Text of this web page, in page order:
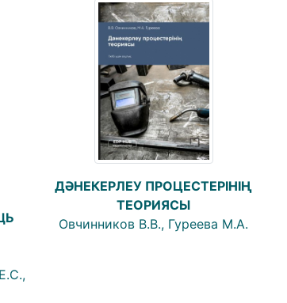
ДӘНЕКЕРЛЕУ ПРОЦЕСТЕРІНІҢ
ТЕОРИЯСЫ
Овчинников В.В., Гуреева М.А.